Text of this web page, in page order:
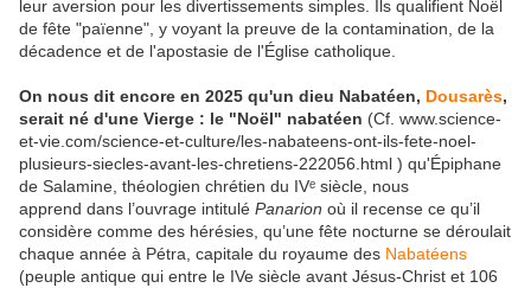
leur aversion pour les divertissements simples. Ils qualifient Noël
de fête "païenne", y voyant la preuve de la contamination, de la
décadence et de l'apostasie de l'Église catholique.
On nous dit encore en 2025 qu'un dieu Nabatéen, Dousarès,
serait né d'une Vierge : le "Noël" nabatéen (Cf. www.science-
et-vie.com/science-et-culture/les-nabateens-ont-ils-fete-noel-
plusieurs-siecles-avant-les-chretiens-222056.html ) qu'Épiphane
de Salamine, théologien chrétien du IVᵉ siècle, nous
apprend dans l’ouvrage intitulé Panarion où il recense ce qu’il
considère comme des hérésies, qu’une fête nocturne se déroulait
chaque année à Pétra, capitale du royaume des Nabatéens
(peuple antique qui entre le IVe siècle avant Jésus-Christ et 106